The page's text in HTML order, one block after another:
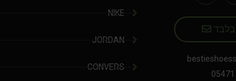
בלבד
NIKE
JORDAN
CONVERS